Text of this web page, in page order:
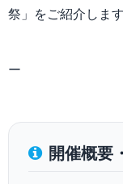
祭」をご紹介します
ー
開催概要